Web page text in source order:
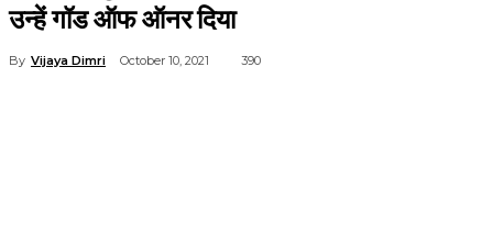
उन्हें गॉड ऑफ ऑनर दिया
By Vijaya Dimri October 10, 2021 390